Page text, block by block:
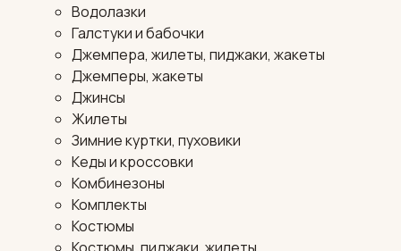
Водолазки
Галстуки и бабочки
Джемпера, жилеты, пиджаки, жакеты
Джемперы, жакеты
Джинсы
Жилеты
Зимние куртки, пуховики
Кеды и кроссовки
Комбинезоны
Комплекты
Костюмы